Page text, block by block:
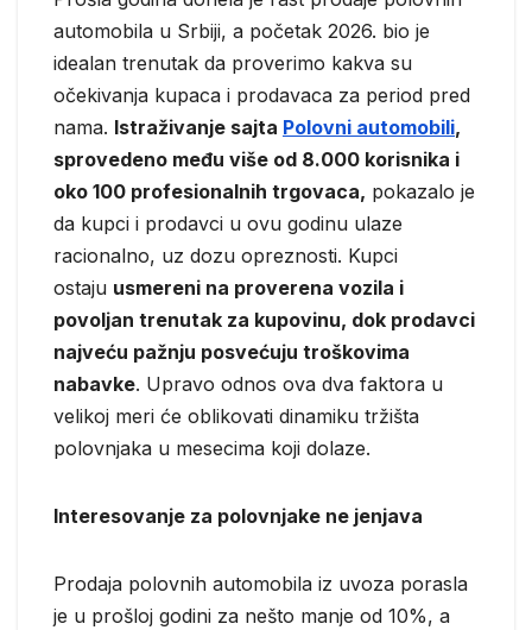
automobila u Srbiji, a početak 2026. bio je
idealan trenutak da proverimo kakva su
očekivanja kupaca i prodavaca za period pred
nama. Istraživanje sajta Polovni automobili,
sprovedeno među više od 8.000 korisnika i
oko 100 profesionalnih trgovaca, pokazalo je
da kupci i prodavci u ovu godinu ulaze
racionalno, uz dozu opreznosti. Kupci
ostaju usmereni na proverena vozila i
povoljan trenutak za kupovinu, dok prodavci
najveću pažnju posvećuju troškovima
nabavke. Upravo odnos ova dva faktora u
velikoj meri će oblikovati dinamiku tržišta
polovnjaka u mesecima koji dolaze.
Interesovanje za polovnjake ne jenjava
Prodaja polovnih automobila iz uvoza porasla
je u prošloj godini za nešto manje od 10%, a